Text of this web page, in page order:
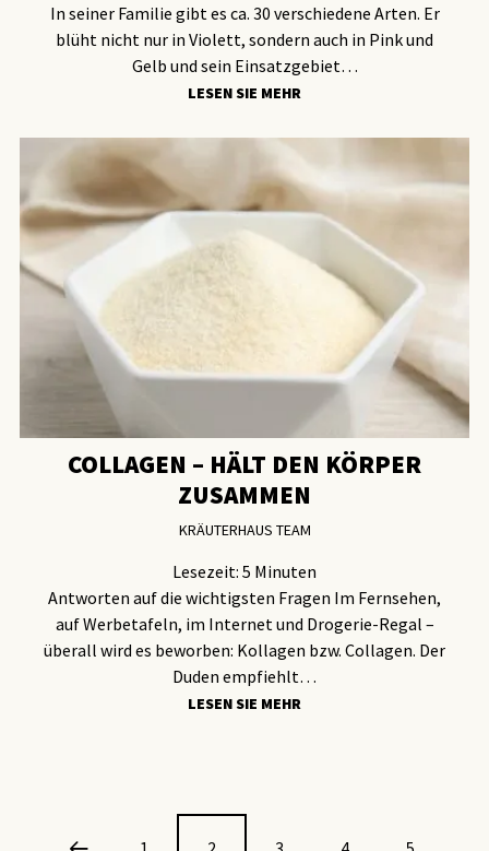
In seiner Familie gibt es ca. 30 verschiedene Arten. Er
blüht nicht nur in Violett, sondern auch in Pink und
Gelb und sein Einsatzgebiet…
LESEN SIE MEHR
COLLAGEN – HÄLT DEN KÖRPER
ZUSAMMEN
KRÄUTERHAUS TEAM
Lesezeit: 5 Minuten
Antworten auf die wichtigsten Fragen Im Fernsehen,
auf Werbetafeln, im Internet und Drogerie-Regal –
überall wird es beworben: Kollagen bzw. Collagen. Der
Duden empfiehlt…
LESEN SIE MEHR